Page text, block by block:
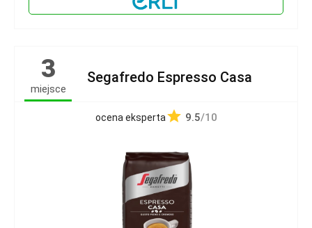
3
miejsce
Segafredo Espresso Casa
ocena eksperta 9.5/10